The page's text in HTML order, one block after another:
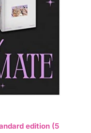
edition (5